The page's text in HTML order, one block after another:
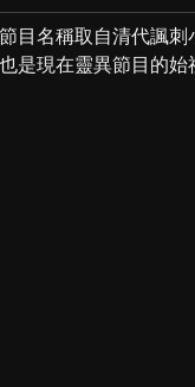
目名稱取自清代諷
是現在靈異節目的